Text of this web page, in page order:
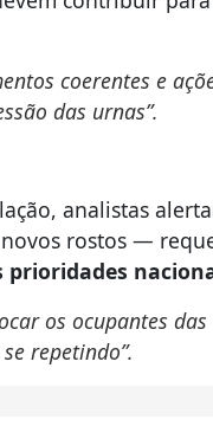
coerentes e
das urnas”.
analistas
rostos —
os ocupantes das
repetindo”.